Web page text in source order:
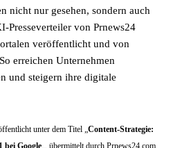
nicht nur gesehen, sondern auch
Presseverteiler von Prnews24
veröffentlicht und von
erreichen Unternehmen
und steigern ihre digitale
unter dem Titel „Content-Strategie:
bei Google„, übermittelt durch Prnews24.com